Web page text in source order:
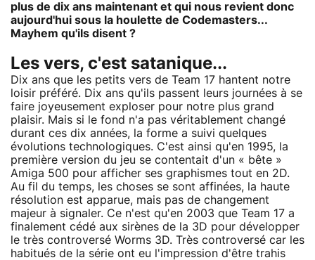
plus de dix ans maintenant et qui nous revient donc
aujourd'hui sous la houlette de Codemasters...
Mayhem qu'ils disent ?
Les vers, c'est satanique...
Dix ans que les petits vers de Team 17 hantent notre
loisir préféré. Dix ans qu'ils passent leurs journées à se
faire joyeusement exploser pour notre plus grand
plaisir. Mais si le fond n'a pas véritablement changé
durant ces dix années, la forme a suivi quelques
évolutions technologiques. C'est ainsi qu'en 1995, la
première version du jeu se contentait d'un « bête »
Amiga 500 pour afficher ses graphismes tout en 2D.
Au fil du temps, les choses se sont affinées, la haute
résolution est apparue, mais pas de changement
majeur à signaler. Ce n'est qu'en 2003 que Team 17 a
finalement cédé aux sirènes de la 3D pour développer
le très controversé Worms 3D. Très controversé car les
habitués de la série ont eu l'impression d'être trahis